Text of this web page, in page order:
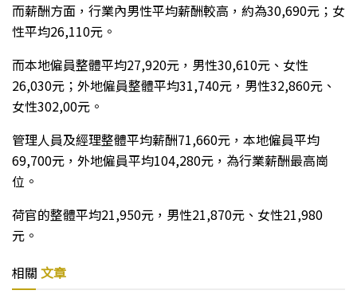
而薪酬方面，行業內男性平均薪酬較高，約為30,690元；女
性平均26,110元。
而本地僱員整體平均27,920元，男性30,610元、女性
26,030元；外地僱員整體平均31,740元，男性32,860元、
女性302,00元。
管理人員及經理整體平均薪酬71,660元，本地僱員平均
69,700元，外地僱員平均104,280元，為行業薪酬最高崗
位。
荷官的整體平均21,950元，男性21,870元、女性21,980
元。
相關 文章